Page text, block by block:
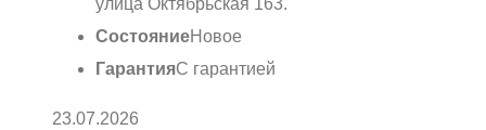
улица Октябрьская 163.
СостояниеНовое
ГарантияС гарантией
23.07.2026